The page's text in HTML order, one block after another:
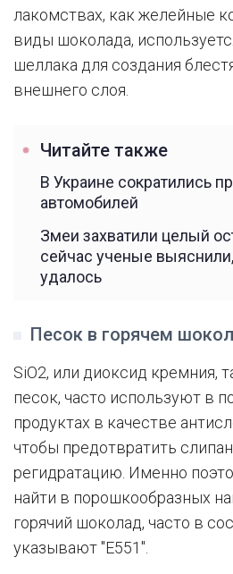
лакомствах, как желейные
виды шоколада,
шеллака для создания
внешнего слоя.
Читайте также
В Украине сократились
автомобилей
Змеи захватили целый
сейчас ученые
удалось
Песок в горячем
SiO2, или диоксид кремния,
песок, часто используют в
продуктах в качестве
чтобы предотвратить
регидратацию. Именно
найти в порошкообразных
горячий шоколад, часто в
указывают "E551".